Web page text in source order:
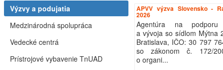
APVV výzva Slovensko -
2026
Agentúra na podporu
a vývoja so sídlom Mýtna
Bratislava, IČO: 30 797
so zákonom č. 172/
o organi...
Výzvy a podujatia
Medzinárodná spolupráca
Vedecké centrá
Prístrojové vybavenie TnUAD